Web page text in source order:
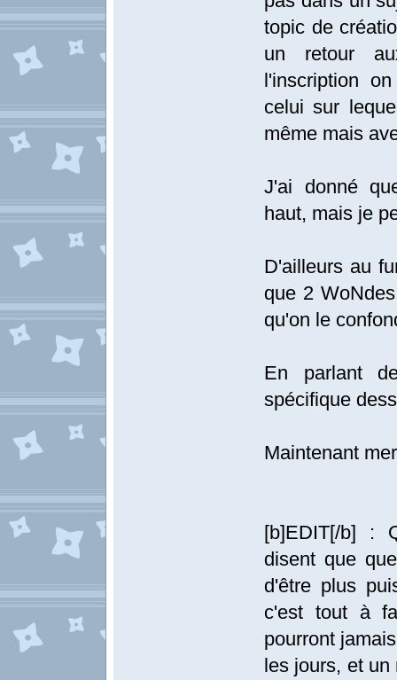
topic de
un retour
l'inscription
celui sur
même mais
J'ai donné
haut, mais je
D'ailleurs au
que 2
qu'on le
En parlant
spécifique
Maintenant
[b]EDIT[/b] :
disent que
d'être plus
c'est tout à
pourront
les jours, et